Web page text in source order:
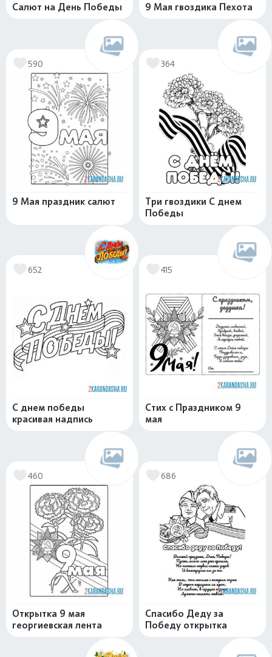
Салют на День Победы 9 Мая гвоздика Пехота
590
9 Мая праздник салют
364
Три гвоздики С днем
Победы
652
С днем победы
красивая надпись
415
Стих с Праздником 9
мая
460
Открытка 9 мая
георгиевская лента
686
Спасибо Деду за
Победу открытка